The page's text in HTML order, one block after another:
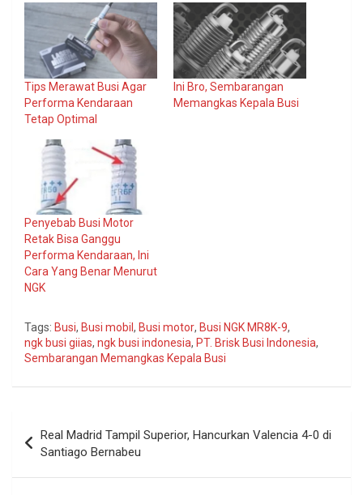
Tips Merawat Busi Agar
Performa Kendaraan
Tetap Optimal
Ini Bro, Sembarangan
Memangkas Kepala Busi
Penyebab Busi Motor
Retak Bisa Ganggu
Performa Kendaraan, Ini
Cara Yang Benar Menurut
NGK
Tags: Busi, Busi mobil , Busi motor, Busi NGK MR8K-9,
ngk busi giias, ngk busi indonesia, PT. Brisk Busi Indonesia,
Sembarangan Memangkas Kepala Busi
pos
Real Madrid Tampil Superior, Hancurkan Valencia 4-0 di
Santiago Bernabeu